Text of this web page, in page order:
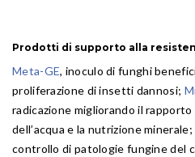
Prodotti di supporto alla
Meta-GE, inoculo di funghi
proliferazione di insetti dannosi;
radicazione migliorando il rapporto
dell’acqua e la nutrizione minerale;
controllo di patologie fungine del